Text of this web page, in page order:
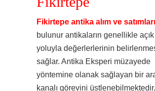
Fikirtepe antika alım ve
bulunur antikaların genellikle açık
yoluyla değerlerlerinin
sağlar. Antika Eksperi müzayede
yöntemine olanak sağlayan bir
kanalı görevini üstlenebilmektedir.